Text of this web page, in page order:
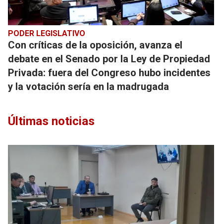
PODER LEGISLATIVO
Con críticas de la oposición, avanza el
debate en el Senado por la Ley de Propiedad
Privada: fuera del Congreso hubo incidentes
y la votación sería en la madrugada
Últimas noticias